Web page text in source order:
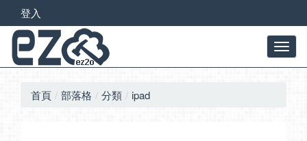
登入
首頁 部落格 分類 ipad